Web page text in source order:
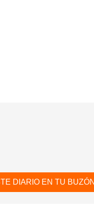
DIARIO EN TU